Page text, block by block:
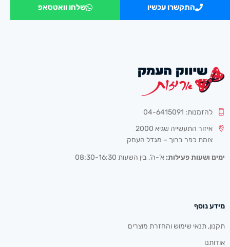
התקשרו עכשיו שלחו וואטסאפ
להזמנות: 04-6415091
איזור התעשייה שגיא 2000
צומת כפר ברוך – מגדל העמק
ימים ושעות פעילות: א’-ה’, בין השעות 08:30-16:30
מידע נוסף
תקנון, תנאי שימוש והחזרת מוצרים
אודותנו